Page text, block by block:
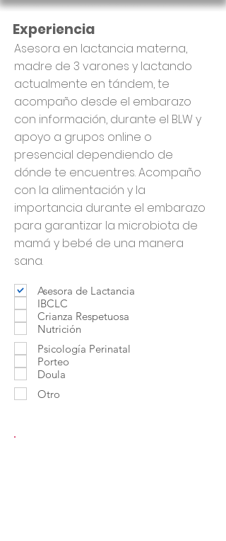
Asesora en lactancia materna,
madre de 3 varones y lactando
actualmente en tándem, te
acompaño desde el embarazo
con información, durante el BLW y
apoyo a grupos online o
presencial dependiendo de
dónde te encuentres. Acompaño
con la alimentación y la
importancia durante el embarazo
para garantizar la microbiota de
mamá y bebé de una manera
sana.
Asesora de Lactancia
IBCLC
Crianza Respetuosa
Nutrición
Psicología Perinatal
Porteo
Doula
Otro
Experiencia